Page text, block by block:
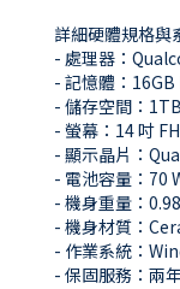
詳細硬體規格與
- 處理器：
- 記憶體：
- 儲存空間：
- 螢幕：14 吋
- 顯示晶片：
- 電池容量：70
- 機身重量：
- 機身材質：
- 作業系統：
- 保固服務：兩